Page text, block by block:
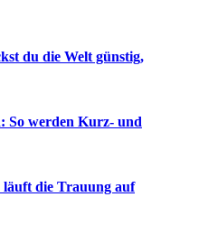
du die Welt günstig,
So werden Kurz- und
läuft die Trauung auf